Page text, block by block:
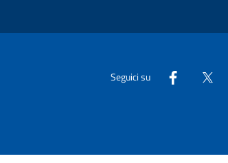
Seguici su